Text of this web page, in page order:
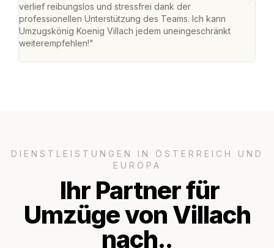
verlief reibungslos und stressfrei dank der
professionellen Unterstützung des Teams. Ich kann
Umzugskönig Koenig Villach jedem uneingeschränkt
weiterempfehlen!"
DIENSTLEISTUNGEN IN ÖSTERREICH UND
EUROPA
Ihr Partner für
Umzüge von Villach
nach..